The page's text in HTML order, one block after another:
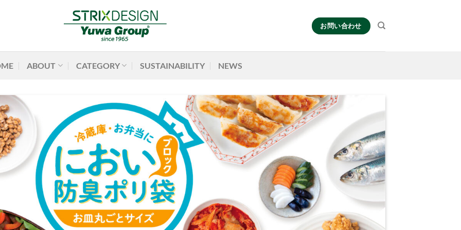
お問い合わせ
ABOUT CATEGORY SUSTAINABILITY NEWS